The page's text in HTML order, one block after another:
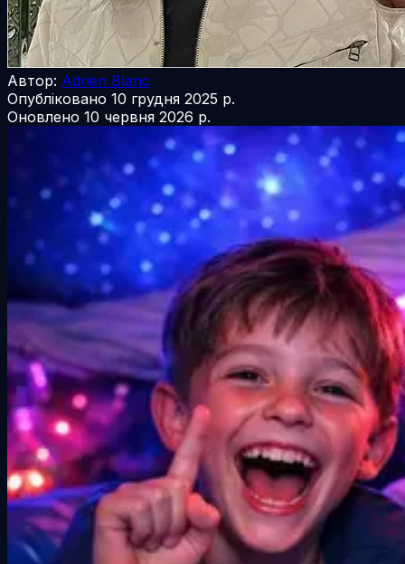
Автор: Adrien Blanc
Опубліковано 10 грудня 2025 р.
Оновлено 10 червня 2026 р.